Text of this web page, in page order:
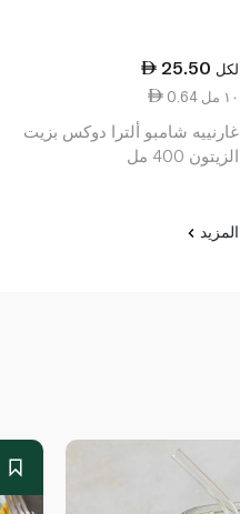
25.50 لكل
0.64 ١٠ مل
غارنييه شامبو ألترا دوكس بزيت
الزيتون 400 مل
المزيد